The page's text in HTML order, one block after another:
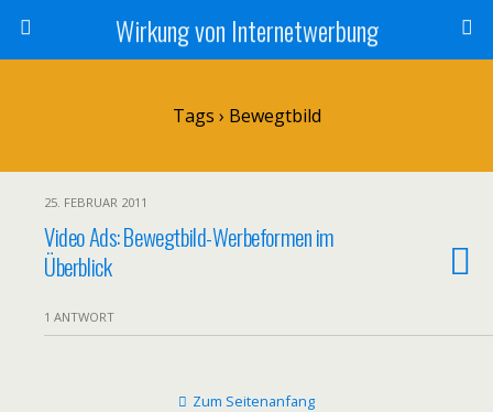
Wirkung von Internetwerbung
Tags › Bewegtbild
25. FEBRUAR 2011
Video Ads: Bewegtbild-Werbeformen im
Überblick
1 ANTWORT
Zum Seitenanfang